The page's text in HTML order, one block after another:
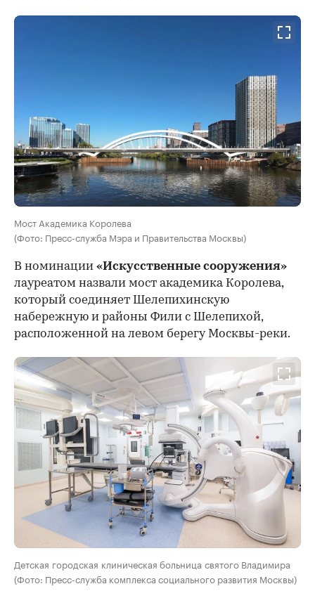
Мост Академика Королева
(Фото: Пресс-служба Мэра и Правительства Москвы)
В номинации «Искусственные сооружения»
лауреатом назвали мост академика Королева,
который соединяет Шелепихинскую
набережную и районы Фили с Шелепихой,
расположенной на левом берегу Москвы-реки.
Детская городская клиническая больница святого Владимира
(Фото: Пресс-служба комплекса социального развития Москвы)